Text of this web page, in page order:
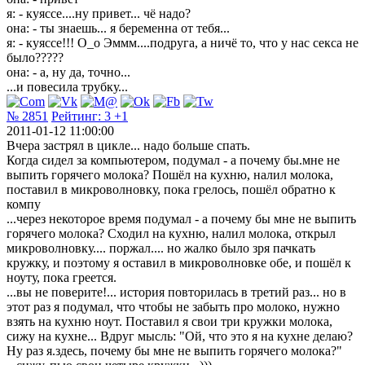
я: - куяссе....ну привет... чё надо?
она: - ты знаешь... я беременна от тебя...
я: - куяссе!!! О_о Эммм....подруга, а ничё то, что у нас секса не
было?????
она: - а, ну да, точно...
...и повесила трубку...
№ 2851 Рейтинг: 3 +1
2011-01-12 11:00:00
Вчера застрял в цикле... надо больше спать.
Когда сидел за компьютером, подумал - а почему бы.мне не
выпить горячего молока? Пошёл на кухню, налил молока,
поставил в микроволновку, пока грелось, пошёл обратно к
компу
...через некоторое время подумал - а почему бы мне не выпить
горячего молока? Сходил на кухню, налил молока, открыл
микроволновку.... поржал.... но жалко было зря пачкать
кружку, и поэтому я оставил в микроволновке обе, и пошёл к
ноуту, пока греется.
...вы не поверите!... история повторилась в третий раз... но в
этот раз я подумал, что чтобы не забыть про молоко, нужно
взять на кухню ноут. Поставил я свои три кружки молока,
сижу на кухне... Вдруг мысль: "Ой, что это я на кухне делаю?
Ну раз я.здесь, почему бы мне не выпить горячего молока?"